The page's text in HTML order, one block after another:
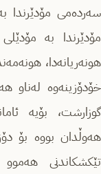
سەردەمی
مۆدێرندا بە
هونەریانەدا،
خۆدۆزینەوە لەناو
گوزارشت، بۆیە
هەوڵدان بووە بۆ
تێکشکاندنی